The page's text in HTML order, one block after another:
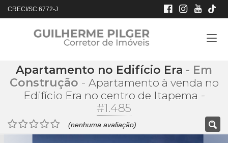
CRECI/SC 6772-J
Apartamento no Edifício Era - Em
Construção - Apartamento à venda no
Edifício Era no centro de Itapema -
#1.485
(nenhuma avaliação)